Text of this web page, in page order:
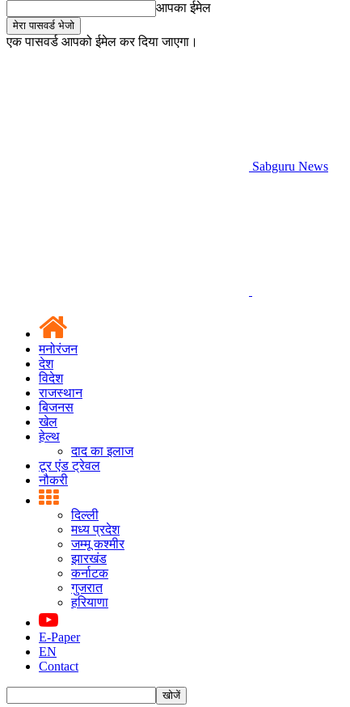
आपका ईमेल
एक पासवर्ड आपको ईमेल कर दिया जाएगा।
Sabguru News
मनोरंजन
देश
विदेश
राजस्थान
बिजनस
खेल
हेल्थ
दाद का इलाज
टूर एंड ट्रेवल
नौकरी
दिल्ली
मध्य प्रदेश
जम्मू कश्मीर
झारखंड
कर्नाटक
गुजरात
हरियाणा
E-Paper
EN
Contact